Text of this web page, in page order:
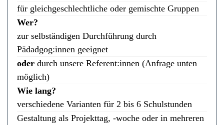
für gleichgeschlechtliche oder gemischte Gruppen
Wer?
zur selbständigen Durchführung durch
Pädadgog:innen geeignet
oder durch unsere Referent:innen (Anfrage unten
möglich)
Wie lang?
verschiedene Varianten für 2 bis 6 Schulstunden
Gestaltung als Projekttag, -woche oder in mehreren